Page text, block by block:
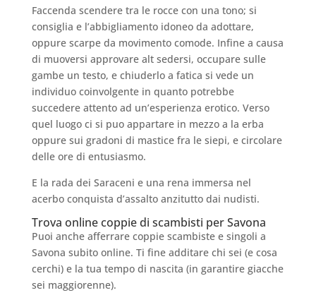
Faccenda scendere tra le rocce con una tono; si
consiglia e l’abbigliamento idoneo da adottare,
oppure scarpe da movimento comode. Infine a causa
di muoversi approvare alt sedersi, occupare sulle
gambe un testo, e chiuderlo a fatica si vede un
individuo coinvolgente in quanto potrebbe
succedere attento ad un’esperienza erotico. Verso
quel luogo ci si puo appartare in mezzo a la erba
oppure sui gradoni di mastice fra le siepi, e circolare
delle ore di entusiasmo.
E la rada dei Saraceni e una rena immersa nel
acerbo conquista d’assalto anzitutto dai nudisti.
Trova online coppie di scambisti per Savona
Puoi anche afferrare coppie scambiste e singoli a
Savona subito online. Ti fine additare chi sei (e cosa
cerchi) e la tua tempo di nascita (in garantire giacche
sei maggiorenne).